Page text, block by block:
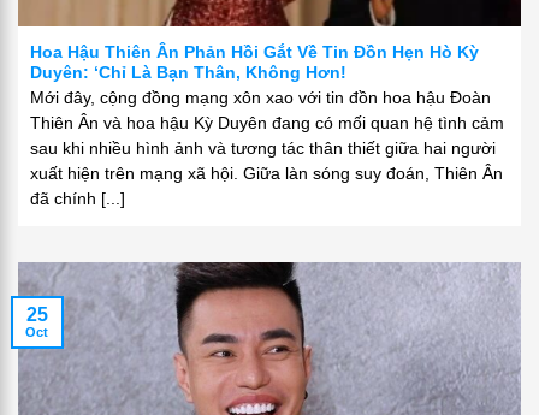
Hoa Hậu Thiên Ân Phản Hồi Gắt Về Tin Đồn Hẹn Hò Kỳ
Duyên: ‘Chỉ Là Bạn Thân, Không Hơn!
Mới đây, cộng đồng mạng xôn xao với tin đồn hoa hậu Đoàn
Thiên Ân và hoa hậu Kỳ Duyên đang có mối quan hệ tình cảm
sau khi nhiều hình ảnh và tương tác thân thiết giữa hai người
xuất hiện trên mạng xã hội. Giữa làn sóng suy đoán, Thiên Ân
đã chính [...]
25
Oct